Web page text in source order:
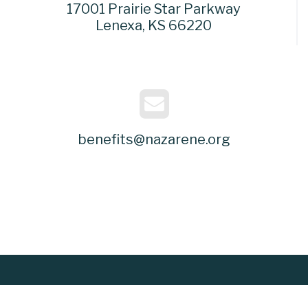
17001 Prairie Star Parkway
Lenexa, KS 66220
benefits@nazarene.org